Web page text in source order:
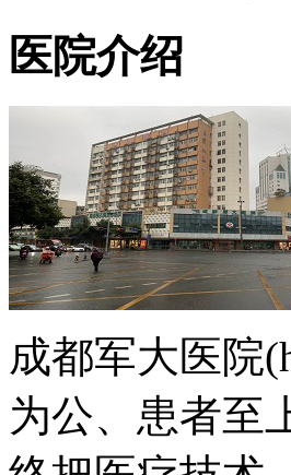
医院介绍
成都军大医院
为公、患者至